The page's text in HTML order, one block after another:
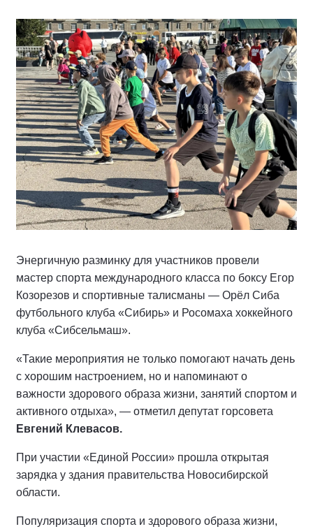
Энергичную разминку для участников провели
мастер спорта международного класса по боксу Егор
Козорезов и спортивные талисманы — Орёл Сиба
футбольного клуба «Сибирь» и Росомаха хоккейного
клуба «Сибсельмаш».
«Такие мероприятия не только помогают начать день
с хорошим настроением, но и напоминают о
важности здорового образа жизни, занятий спортом и
активного отдыха», — отметил депутат горсовета
Евгений Клевасов.
При участии «Единой России» прошла открытая
зарядка у здания правительства Новосибирской
области.
Популяризация спорта и здорового образа жизни,